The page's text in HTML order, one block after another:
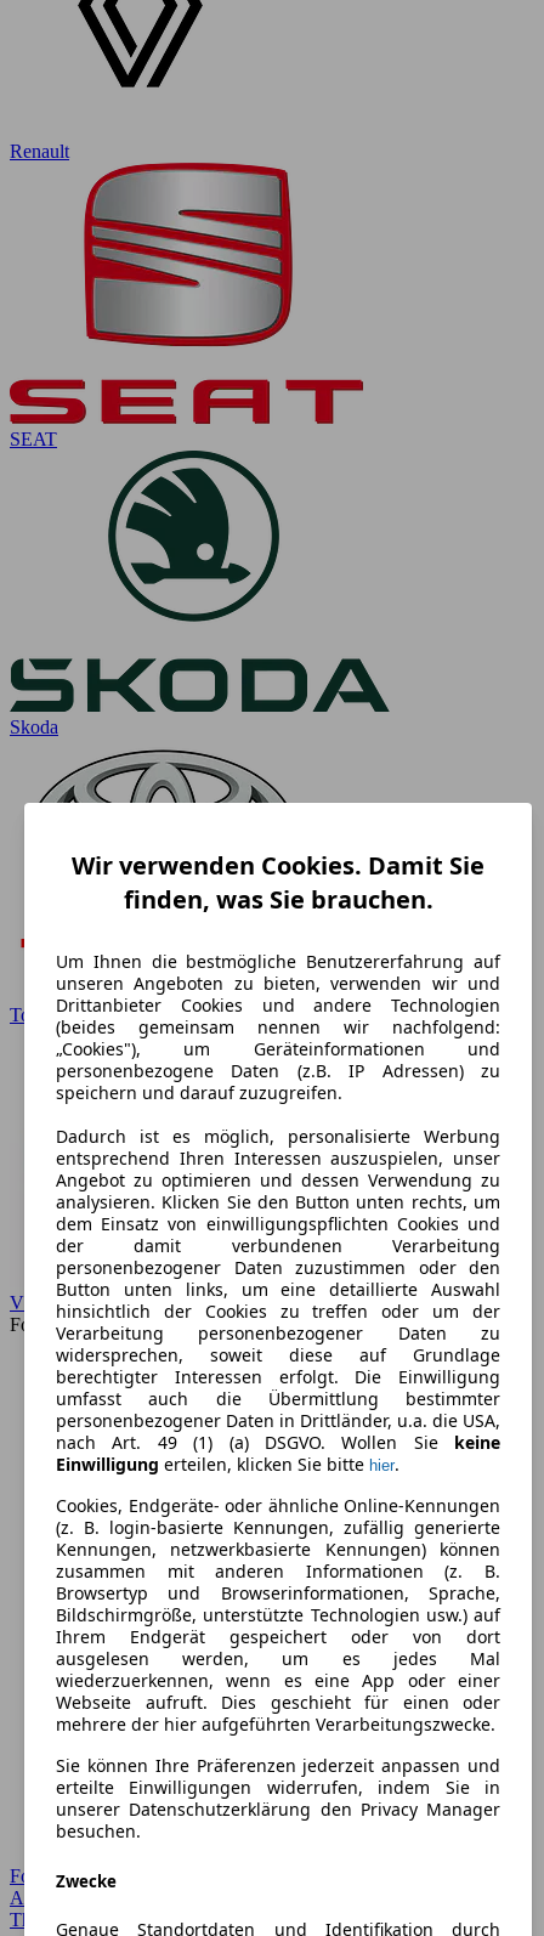
Renault
SEAT
Skoda
Toyota
VW
Forum
Forum Startseite
Alle Auto-Foren
Themen-Forum
Wir verwenden Cookies. Damit Sie
finden, was Sie brauchen.
Um Ihnen die bestmögliche Benutzererfahrung auf
unseren Angeboten zu bieten, verwenden wir und
Drittanbieter Cookies und andere Technologien
(beides gemeinsam nennen wir nachfolgend:
„Cookies"), um Geräteinformationen und
personenbezogene Daten (z.B. IP Adressen) zu
speichern und darauf zuzugreifen.
Dadurch ist es möglich, personalisierte Werbung
entsprechend Ihren Interessen auszuspielen, unser
Angebot zu optimieren und dessen Verwendung zu
analysieren. Klicken Sie den Button unten rechts, um
dem Einsatz von einwilligungspflichten Cookies und
der damit verbundenen Verarbeitung
personenbezogener Daten zuzustimmen oder den
Button unten links, um eine detaillierte Auswahl
hinsichtlich der Cookies zu treffen oder um der
Verarbeitung personenbezogener Daten zu
widersprechen, soweit diese auf Grundlage
berechtigter Interessen erfolgt. Die Einwilligung
umfasst auch die Übermittlung bestimmter
personenbezogener Daten in Drittländer, u.a. die USA,
nach Art. 49 (1) (a) DSGVO. Wollen Sie keine
Einwilligung erteilen, klicken Sie bitte hier.
Cookies, Endgeräte- oder ähnliche Online-Kennungen
(z. B. login-basierte Kennungen, zufällig generierte
Kennungen, netzwerkbasierte Kennungen) können
zusammen mit anderen Informationen (z. B.
Browsertyp und Browserinformationen, Sprache,
Bildschirmgröße, unterstützte Technologien usw.) auf
Ihrem Endgerät gespeichert oder von dort
ausgelesen werden, um es jedes Mal
wiederzuerkennen, wenn es eine App oder einer
Webseite aufruft. Dies geschieht für einen oder
mehrere der hier aufgeführten Verarbeitungszwecke.
Sie können Ihre Präferenzen jederzeit anpassen und
erteilte Einwilligungen widerrufen, indem Sie in
unserer Datenschutzerklärung den Privacy Manager
besuchen.
Zwecke
Genaue Standortdaten und Identifikation durch